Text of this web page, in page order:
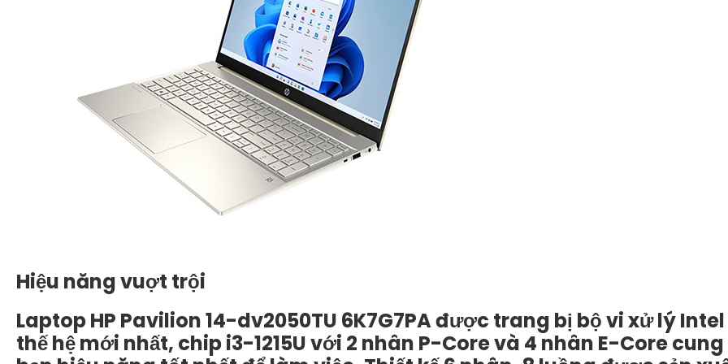
Hiệu năng vuợt trội
Laptop HP Pavilion 14-dv2050TU 6K7G7PA được trang bị bộ vi xử lý
thế hệ mới nhất, chip i3-1215U với 2 nhân P-Core và 4 nhân E-Core